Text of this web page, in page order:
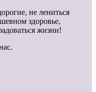
не лениться
здоровье,
жизни!